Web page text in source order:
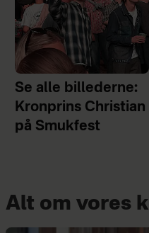
Se alle billederne:
Kronprins Christian
på Smukfest
Alt om vores